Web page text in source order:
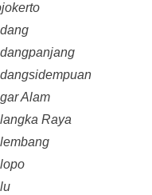
Alam
Raya